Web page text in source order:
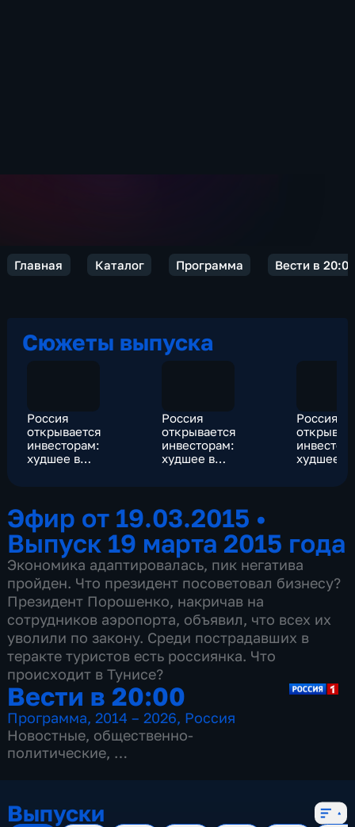
Главная Каталог Программа Вести в 20:00
Сюжеты выпуска
Россия
открывается
инвесторам:
худшее в
Россия
открывается
инвесторам:
худшее в
Россия
худшее в
Эфир от 19.03.2015 •
Выпуск 19 марта 2015 года
Экономика адаптировалась, пик негатива
пройден. Что президент посоветовал бизнесу?
Президент Порошенко, накричав на
сотрудников аэропорта, объявил, что всех их
уволили по закону. Среди пострадавших в
теракте туристов есть россиянка. Что
происходит в Тунисе?
Вести в 20:00
Программа,2014 – 2026, Россия
Новостные, общественно-
политические,
Выпуски